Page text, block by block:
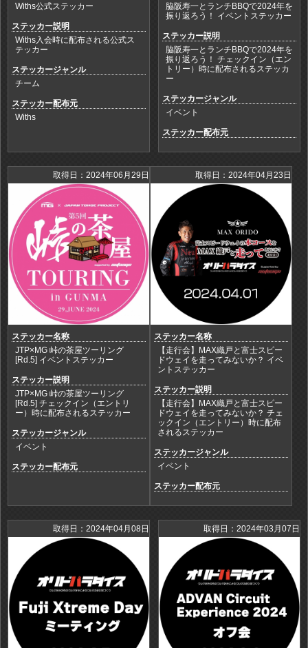
Withs公式ステッカー
ステッカー説明
Withs入会時に配布される公式ス
テッカー
ステッカージャンル
チーム
ステッカー配布元
Withs
脇阪寿一とランチBBQで2024年を
振り返ろう！ イベントステッカー
ステッカー説明
脇阪寿一とランチBBQで2024年を
振り返ろう！ チェックイン（エン
トリー）時に配布されるステッカ
ー
ステッカージャンル
イベント
ステッカー配布元
取得日：2024年06月29日
ステッカー名称
JTP×MG 峠の茶屋ツーリング
[Rd.5] イベントステッカー
ステッカー説明
JTP×MG 峠の茶屋ツーリング
[Rd.5] チェックイン（エントリ
ー）時に配布されるステッカー
ステッカージャンル
イベント
ステッカー配布元
取得日：2024年04月23日
ステッカー名称
【走行会】MAX織戸と富士スピー
ドウェイを走ってみないか？ イベ
ントステッカー
ステッカー説明
【走行会】MAX織戸と富士スピー
ドウェイを走ってみないか？ チェ
ックイン（エントリー）時に配布
されるステッカー
ステッカージャンル
イベント
ステッカー配布元
取得日：2024年04月08日 取得日：2024年03月07日